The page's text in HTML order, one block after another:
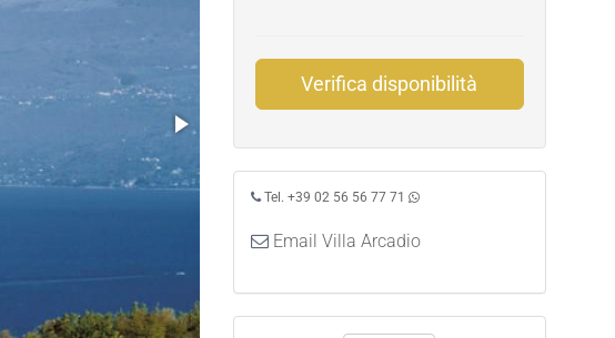
Verifica disponibilità
Tel. +39 02 56 56 77 71
Email Villa Arcadio